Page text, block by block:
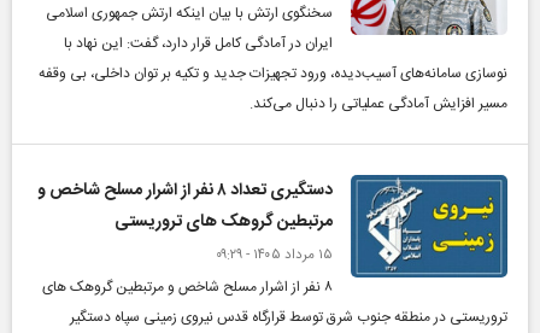
سخنگوی ارتش با بیان اینکه ارتش جمهوری اسلامی
ایران در آمادگی کامل قرار دارد، گفت: این نهاد با
نوسازی سامانه‌های آسیب‌دیده، ورود تجهیزات جدید و تكیه بر توان داخلی، بی وقفه
مسیر افزایش آمادگی عملیاتی را دنبال می‌كند.
دستگیری تعداد ۸ نفر از اشرار مسلح شاخص و
مرتبطین گروهک های تروریستی
۱۵ مرداد ۱۴۰۵ - ۰۹:۲۹
۸ نفر از اشرار مسلح شاخص و مرتبطین گروهک های
تروریستی در منطقه جنوب شرق توسط قرارگاه قدس نیروی زمینی سپاه دستگیر